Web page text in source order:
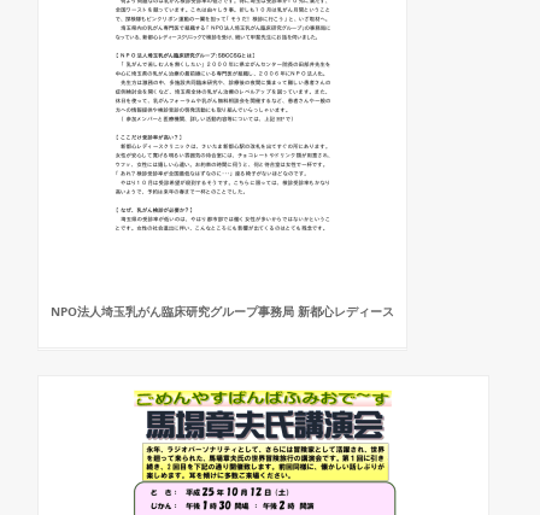
NPO法人埼玉乳がん臨床研究グループ事務局 新都心レディース